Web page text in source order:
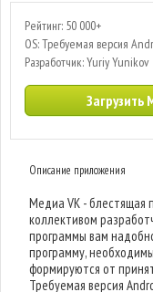
Рейтинг: 50 000+
OS: Требуемая версия
Разработчик: Yuriy Yunikov
Загрузить
Описание приложения
Медиа VK - блестящая
коллективом
программы вам
программу,
формируются от
Требуемая версия